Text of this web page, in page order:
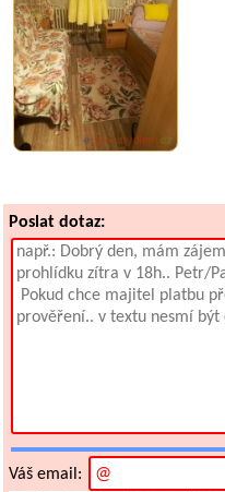
Poslat dotaz:
Váš email: